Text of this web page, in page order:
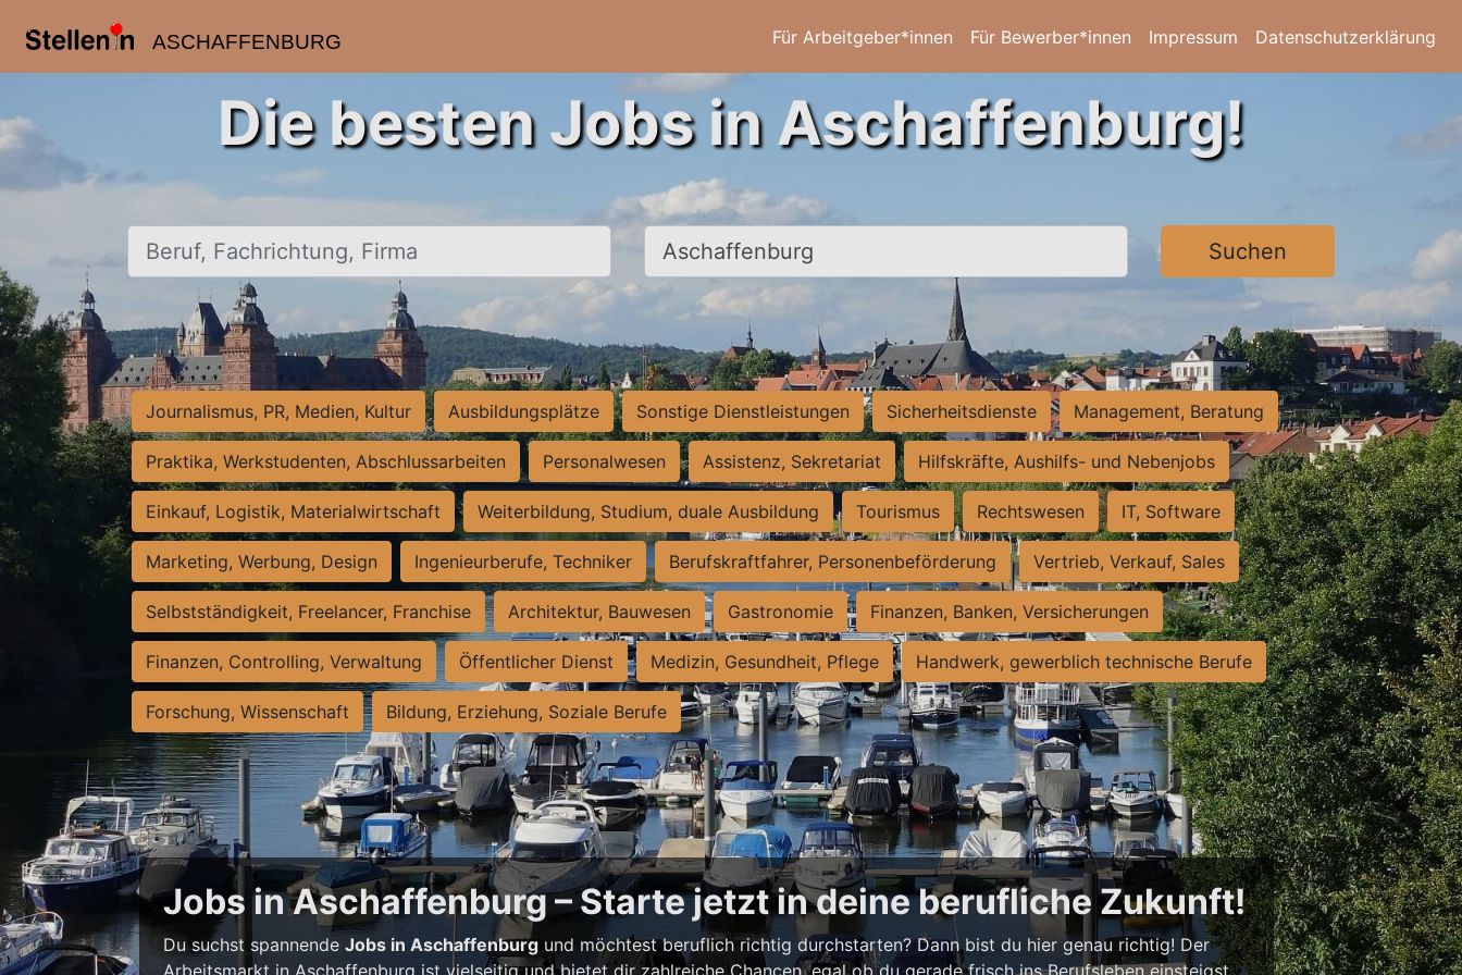
ASCHAFFENBURG Für Arbeitgeber*innen Für Bewerber*innen Impressum Datenschutzerklärung
Die besten Jobs in Aschaffenburg!
Beruf, Fachrichtung, Firma Ort, Stadt Suchen
Journalismus, PR, Medien, Kultur Ausbildungsplätze Sonstige Dienstleistungen Sicherheitsdienste Management, Beratung
Praktika, Werkstudenten, Abschlussarbeiten Personalwesen Assistenz, Sekretariat Hilfskräfte, Aushilfs- und Nebenjobs
Einkauf, Logistik, Materialwirtschaft Weiterbildung, Studium, duale Ausbildung Tourismus Rechtswesen IT, Software
Marketing, Werbung, Design Ingenieurberufe, Techniker Berufskraftfahrer, Personenbeförderung Vertrieb, Verkauf, Sales
Selbstständigkeit, Freelancer, Franchise Architektur, Bauwesen Gastronomie Finanzen, Banken, Versicherungen
Finanzen, Controlling, Verwaltung Öffentlicher Dienst Medizin, Gesundheit, Pflege Handwerk, gewerblich technische Berufe
Forschung, Wissenschaft Bildung, Erziehung, Soziale Berufe
Jobs in Aschaffenburg – Starte jetzt in deine berufliche Zukunft!
Du suchst spannendeJobs in Aschaffenburg und möchtest beruflich richtig durchstarten? Dann bist du hier genau richtig! Der